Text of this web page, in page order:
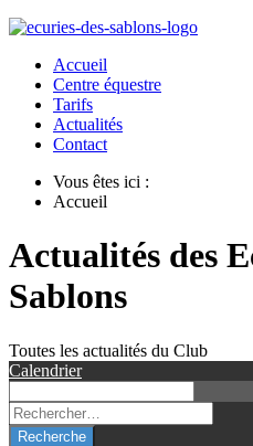
Accueil
Centre équestre
Tarifs
Actualités
Contact
Vous êtes ici :
Accueil
Actualités des
Sablons
Toutes les actualités du Club
Calendrier
Recherche